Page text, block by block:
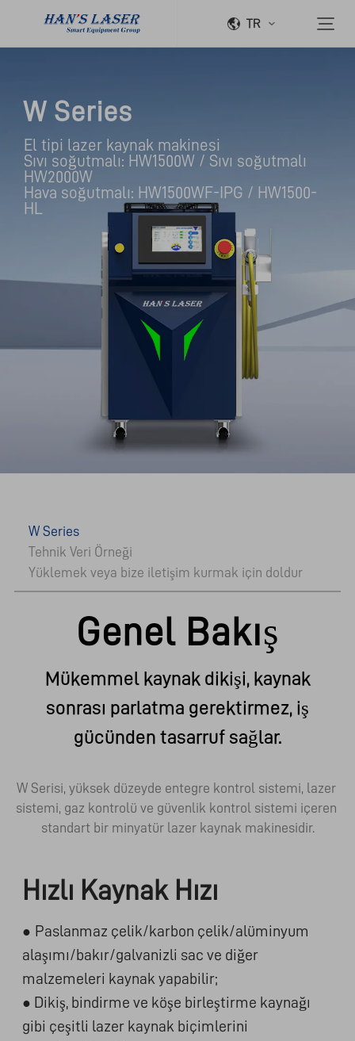
TR
W Series
El tipi lazer kaynak makinesi
Sıvı soğutmalı: HW1500W / Sıvı soğutmalı
HW2000W
Hava soğutmalı: HW1500WF-IPG / HW1500-
HL
W Series
Tehnik Veri Örneği
Yüklemek veya bize iletişim kurmak için doldur
Genel Bakış
Mükemmel kaynak dikişi, kaynak
sonrası parlatma gerektirmez, iş
gücünden tasarruf sağlar.
W Serisi, yüksek düzeyde entegre kontrol sistemi, lazer
sistemi, gaz kontrolü ve güvenlik kontrol sistemi içeren
standart bir minyatür lazer kaynak makinesidir.
Hızlı Kaynak Hızı
● Paslanmaz çelik/karbon çelik/alüminyum
alaşımı/bakır/galvanizli sac ve diğer
malzemeleri kaynak yapabilir;
● Dikiş, bindirme ve köşe birleştirme kaynağı
gibi çeşitli lazer kaynak biçimlerini